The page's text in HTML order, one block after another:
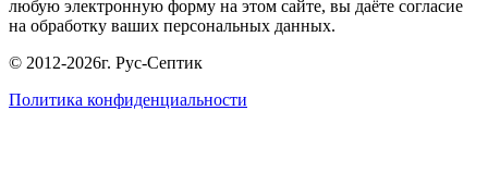
любую электронную форму на этом сайте, вы даёте согласие
на обработку ваших персональных данных.
© 2012-2026г. Рус-Септик
Политика конфиденциальности